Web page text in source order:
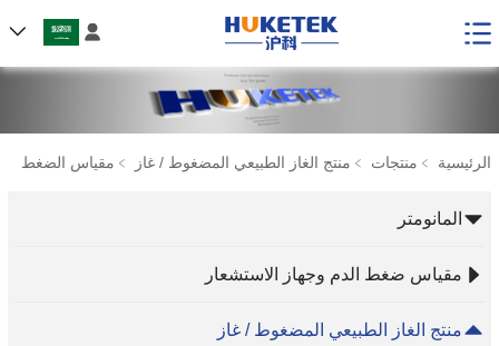

الرئيسية ﹥ منتجات ﹥ منتج الغاز الطبيعي المضغوط / غاز ﹥ مقياس الضغط
المانومتر
مقياس ضغط الدم وجهاز الاستشعار
منتج الغاز الطبيعي المضغوط / غاز